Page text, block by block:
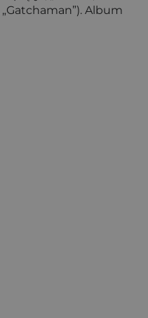
Album